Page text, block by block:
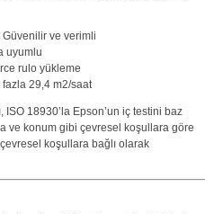
ve verimli
uyumlu
rulo yükleme
29,4 m2/saat
ISO 18930’la Epson’un iç testini baz
ve konum gibi çevresel koşullara göre
koşullara bağlı olarak